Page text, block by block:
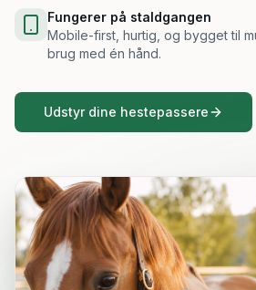
Fungerer på staldgangen
Mobile-first, hurtig, og bygget til
brug med én hånd.
Udstyr dine hestepassere